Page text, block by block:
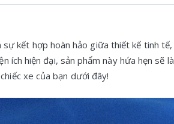
sự kết hợp hoàn hảo giữa thiết kế tinh
ích hiện đại, sản phẩm này hứa hẹn
xe của bạn dưới đây!